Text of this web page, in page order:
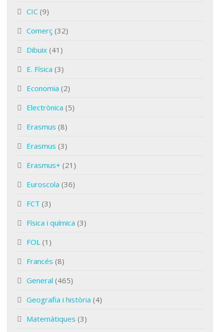
CIC (9)
Comerç (32)
Dibuix (41)
E. Física (3)
Economia (2)
Electrònica (5)
Erasmus (8)
Erasmus (3)
Erasmus+ (21)
Euroscola (36)
FCT (3)
Física i química (3)
FOL (1)
Francés (8)
General (465)
Geografia i història (4)
Matemàtiques (3)